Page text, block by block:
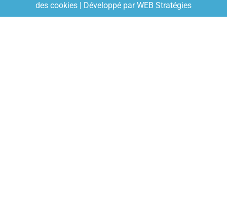
des cookies | Développé parWEB Stratégies